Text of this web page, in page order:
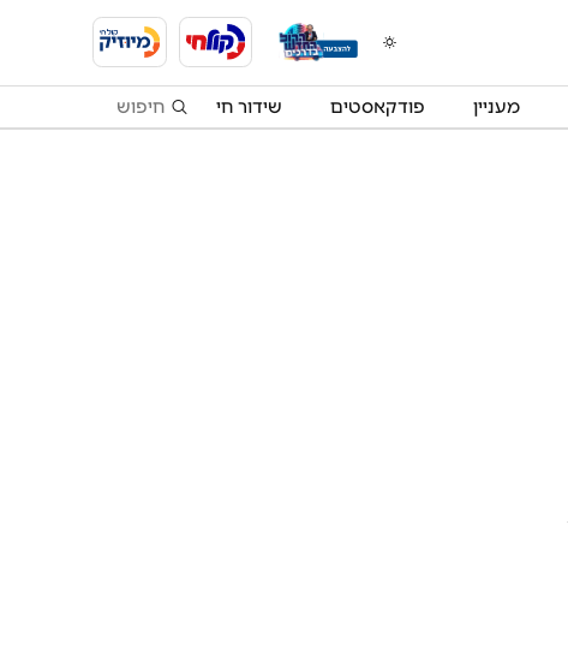
מעניין פודקאסטים שידור חי